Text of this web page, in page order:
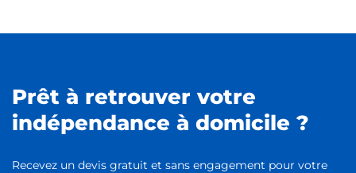
Prêt à retrouver votre
indépendance à domicile ?
Recevez un devis gratuit et sans engagement pour votre